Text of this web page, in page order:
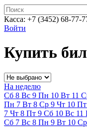
Касса: +7 (3452) 68-77-
Войти
Купить
На неделю
Сб 8 Вс 9 Пн 10 Вт 11
Пн 7 Вт 8 Ср 9 Чт 10 Пт
7 Чт 8 Пт 9 Сб 10 Вс 11
Сб 7 Вс 8 Пн 9 Вт 10 Ср